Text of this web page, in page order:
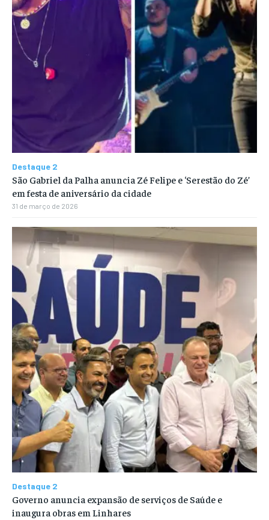
Destaque 2
São Gabriel da Palha anuncia Zé Felipe e ‘Serestão do Zé’
em festa de aniversário da cidade
31 de março de 2026
Destaque 2
Governo anuncia expansão de serviços de Saúde e
inaugura obras em Linhares